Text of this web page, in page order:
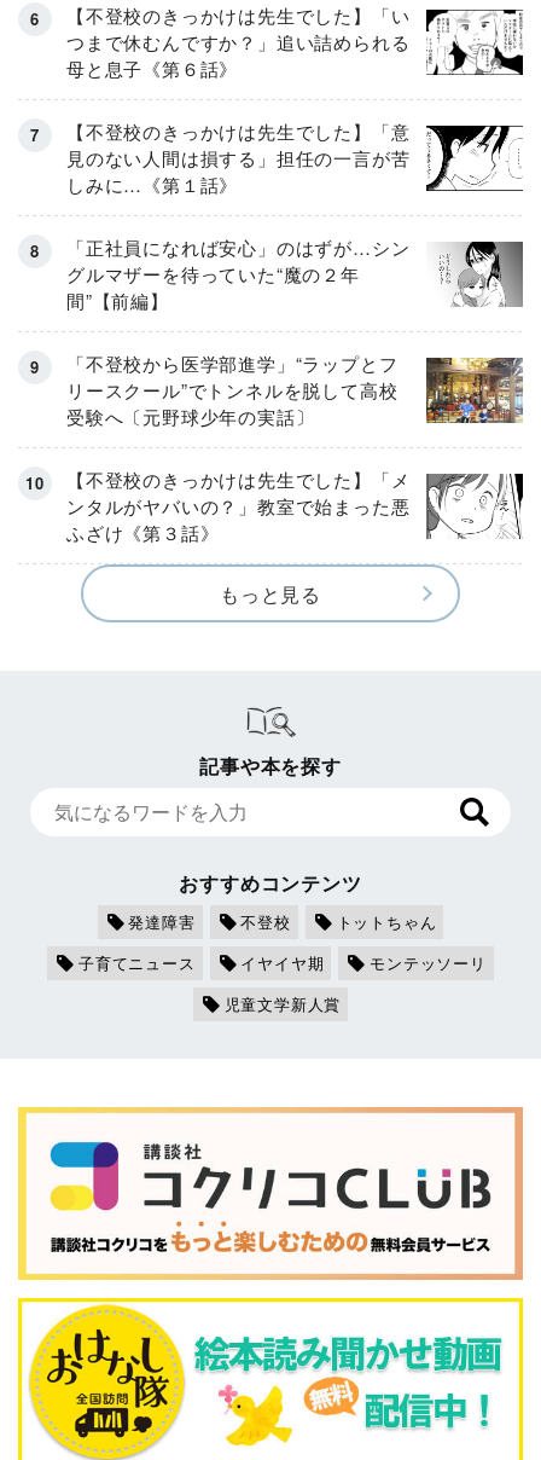
【不登校のきっかけは先生でした】「い
つまで休むんですか？」追い詰められる
母と息子《第６話》
【不登校のきっかけは先生でした】「意
見のない人間は損する」担任の一言が苦
しみに…《第１話》
「正社員になれば安心」のはずが…シン
グルマザーを待っていた“魔の２年
間”【前編】
「不登校から医学部進学」“ラップとフ
リースクール”でトンネルを脱して高校
受験へ〔元野球少年の実話〕
【不登校のきっかけは先生でした】「メ
ンタルがヤバいの？」教室で始まった悪
ふざけ《第３話》
もっと見る
記事や本を探す
おすすめコンテンツ
発達障害 不登校
トットちゃん
子育てニュース
イヤイヤ期
モンテッソーリ
児童文学新人賞